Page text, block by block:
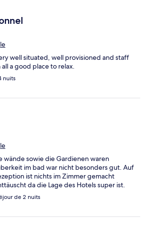
well situated, well provisioned and staff
a good place to relax.
nuits
wände sowie die Gardienen waren
im bad war nicht besonders gut. Auf
ist nichts im Zimmer gemacht
da die Lage des Hotels super ist.
de 2 nuits